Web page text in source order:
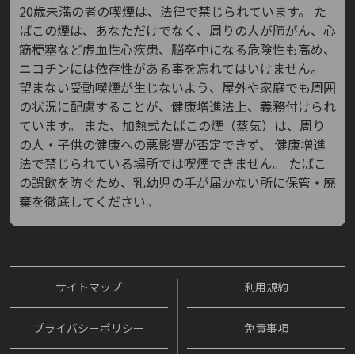
20歳未満の者の喫煙は、法律で禁じられています。
た
ばこの煙は、あなただけでなく、周りの人が肺がん、心
筋梗塞など虚血性心疾患、脳卒中になる危険性も高め、
ニコチンには依存性がある事を忘れてはいけません。
望まない受動喫煙が生じないよう、屋外や家庭でも周囲
の状況に配慮することが、健康増進法上、義務付けられ
ています。
また、加熱式たばこの煙（蒸気）は、周り
の人・子供の健康への悪影響が否定できず、
健康増進
法で禁じられている場所では喫煙できません。
たばこ
の誤飲を防ぐため、乳幼児の手が届かない所に保管・廃
棄を徹底してください。
サイトマップ 利用規約
プライバシーポリシー 免責事項